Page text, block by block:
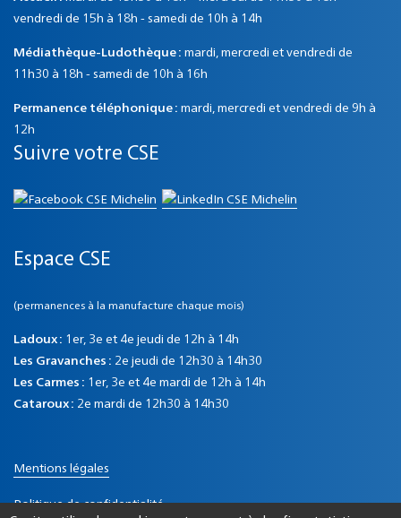
vendredi de 15h à 18h - samedi de 10h à 14h
Médiathèque-Ludothèque : mardi, mercredi et vendredi de
11h30 à 18h - samedi de 10h à 16h
Permanence téléphonique : mardi, mercredi et vendredi de 9h à
12h
Suivre votre CSE
Espace CSE
(permanences à la manufacture chaque mois)
Ladoux : 1er, 3e et 4e jeudi de 12h à 14h
Les Gravanches : 2e jeudi de 12h30 à 14h30
Les Carmes : 1er, 3e et 4e mardi de 12h à 14h
Cataroux : 2e mardi de 12h30 à 14h30
Mentions légales
Politique de confidentialité